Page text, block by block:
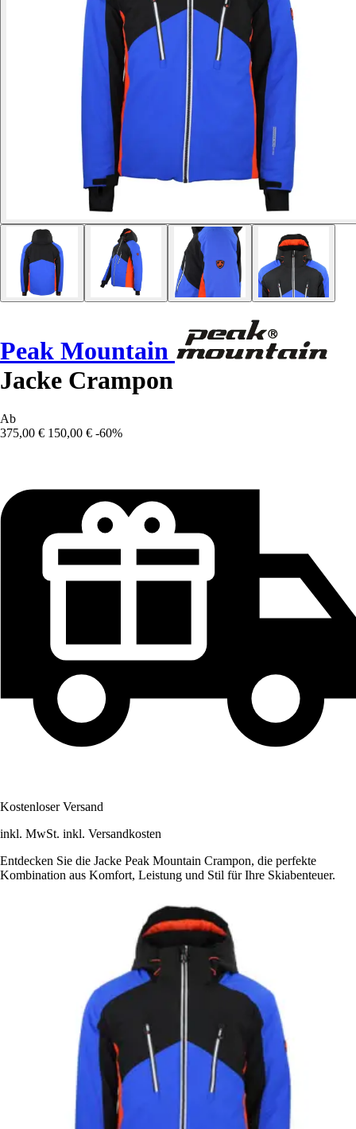
Peak Mountain
Jacke Crampon
Ab
375,00 € 150,00 € -60%
Kostenloser Versand
inkl. MwSt. inkl. Versandkosten
Entdecken Sie die Jacke Peak Mountain Crampon, die perfekte
Kombination aus Komfort, Leistung und Stil für Ihre Skiabenteuer.